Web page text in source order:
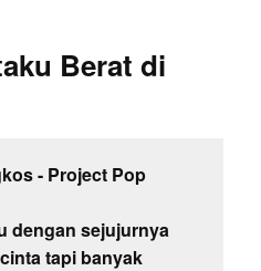
Berat di
- Project Pop
dengan sejujurnya
tapi banyak